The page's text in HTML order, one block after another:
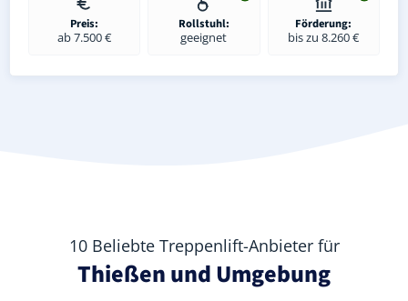
Preis:
ab 7.500 €
Rollstuhl:
geeignet
Förderung:
bis zu 8.260 €
10 Beliebte Treppenlift-Anbieter für
Thießen und Umgebung